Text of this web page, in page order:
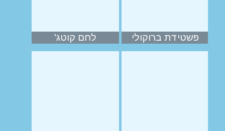
פשטידת ברוקולי לחם קוטג'